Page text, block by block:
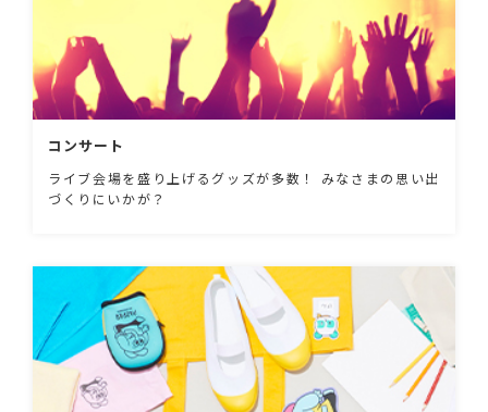
コンサート
ライブ会場を盛り上げるグッズが多数！ みなさまの思い出
づくりにいかが？